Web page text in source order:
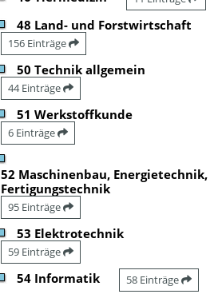
48 Land- und Forstwirtschaft
156 Einträge
50 Technik allgemein
44 Einträge
51 Werkstoffkunde
6 Einträge
52 Maschinenbau, Energietechnik,
Fertigungstechnik
95 Einträge
53 Elektrotechnik
59 Einträge
54 Informatik 58 Einträge